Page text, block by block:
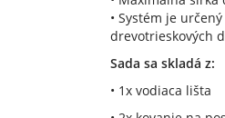
• Systém je
drevotrieskových
Sada sa skladá z:
• 1x vodiaca lišta